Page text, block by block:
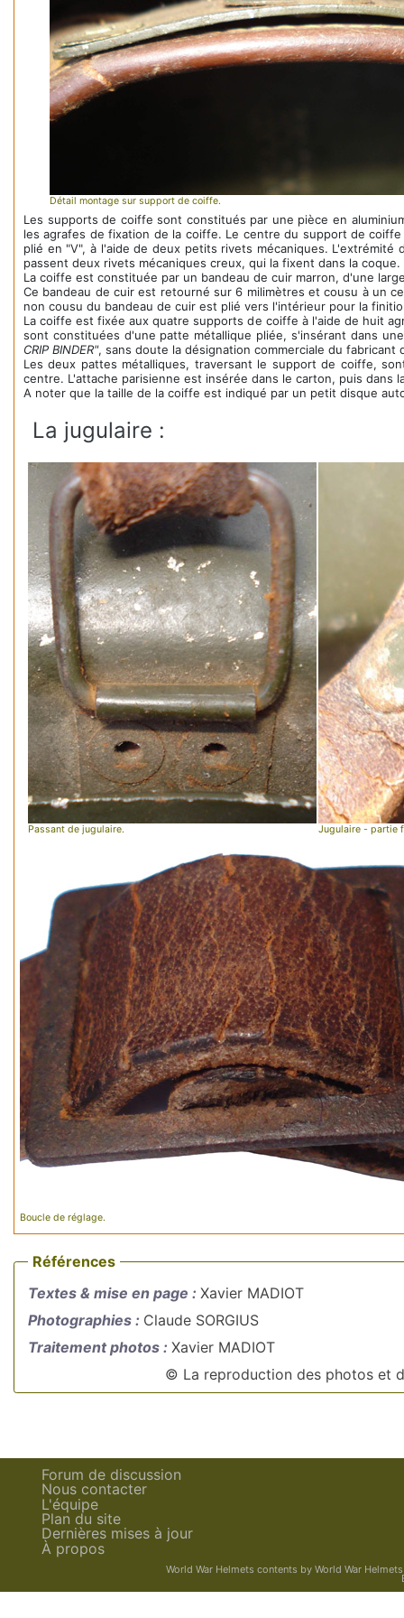
Détail montage sur support de coiffe.
Les supports de coiffe sont constitués par une pièce en
les agrafes de fixation de la coiffe. Le centre du support de
plié en "V", à l'aide de deux petits rivets mécaniques.
passent deux rivets mécaniques creux, qui la fixent dans la coque.
La coiffe est constituée par un bandeau de cuir marron, d'une
Ce bandeau de cuir est retourné sur 6 milimètres et cousu à un
non cousu du bandeau de cuir est plié vers l'intérieur pour la
La coiffe est fixée aux quatre supports de coiffe à l'aide de huit
sont constituées d'une patte métallique pliée, s'insérant dans
CRIP BINDER", sans doute la désignation commerciale du fabricant
Les deux pattes métalliques, traversant le support de coiffe,
centre. L'attache parisienne est insérée dans le carton, puis
A noter que la taille de la coiffe est indiqué par un petit disque
La jugulaire :
Passant de jugulaire. Jugulaire - partie
Boucle de réglage.
Références
Textes & mise en page : Xavier MADIOT
Photographies : Claude SORGIUS
Traitement photos : Xavier MADIOT
© La reproduction des photos et
Forum de discussion
Nous contacter
L'équipe
Plan du site
Dernières mises à jour
À propos
World War Helmets contents by World War Helmets